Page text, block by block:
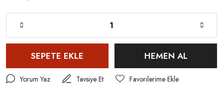
SEPETE EKLE HEMEN AL
Yorum Yaz
Tavsiye Et